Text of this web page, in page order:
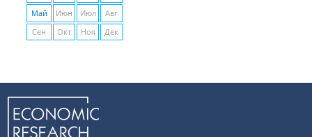
Май
Июн Июл
Авг
Сен
Окт Ноя Дек